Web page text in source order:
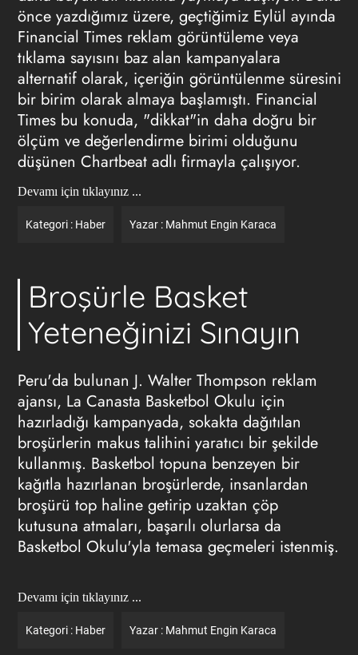
önce yazdığımız üzere, geçtiğimiz Eylül ayında
Financial Timesreklam görüntüleme veya
tıklama sayısını baz alan kampanyalara
alternatif olarak, içeriğin görüntülenme süresini
bir birim olarak almaya başlamıştı. Financial
Times bu konuda, "dikkat"in daha doğru bir
ölçüm ve değerlendirme birimi olduğunu
düşünen Chartbeat adlı firmayla çalışıyor.
Devamı için tıklayınız ...
Kategori : Haber Yazar : Mahmut Engin Karaca
Broşürle Basket
Yeteneğinizi Sınayın
Peru'da bulunan J. Walter Thompson reklam
ajansı, La Canasta Basketbol Okulu için
hazırladığı kampanyada, sokakta dağıtılan
broşürlerin makus talihini yaratıcı bir şekilde
kullanmış. Basketbol topuna benzeyen bir
kağıtla hazırlanan broşürlerde, insanlardan
broşürü top haline getirip uzaktan çöp
kutusuna atmaları, başarılı olurlarsa da
Basketbol Okulu'yla temasa geçmeleri istenmiş.
Devamı için tıklayınız ...
Kategori : Haber Yazar : Mahmut Engin Karaca